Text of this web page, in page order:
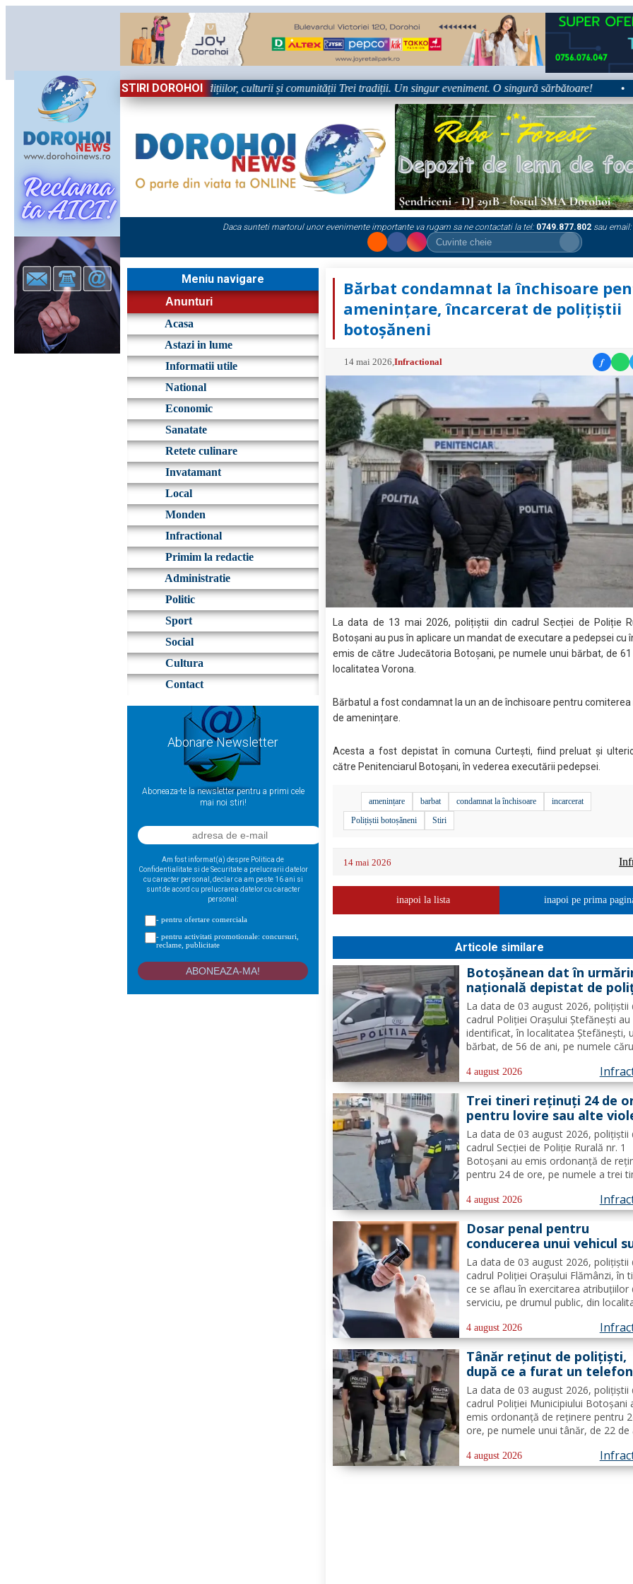
STIRI DOROHOI
în Sărbătoare!” – trei zile dedicate tradițiilor, culturii și comunității Trei tradiții. Un singur eveniment. O singură sărbătoare! •
Daca sunteti martorul unor evenimente importante va rugam sa ne contactati la tel: 0749.877.802 sau email:
Meniu navigare
Anunturi
Acasa
Astazi in lume
Informatii utile
National
Economic
Sanatate
Retete culinare
Invatamant
Local
Monden
Infractional
Primim la redactie
Administratie
Politic
Sport
Social
Cultura
Contact
Abonare Newsletter
Aboneaza-te la newsletter pentru a primi cele
mai noi stiri!
Am fost informat(a) despre Politica de
Confidentialitate si de Securitate a prelucrarii datelor
cu caracter personal, declar ca am peste 16 ani si
sunt de acord cu prelucrarea datelor cu caracter
personal:
- pentru ofertare comerciala
- pentru activitati promotionale: concursuri,
reclame, publicitate
Bărbat condamnat la închisoare
amenințare, încarcerat de polițiștii
botoșăneni
14 mai 2026 ,Infractional f
La data de 13 mai 2026, polițiștii din cadrul Secției de Poliție
Botoșani au pus în aplicare un mandat de executare a pedepsei cu
emis de către Judecătoria Botoșani, pe numele unui bărbat, de 61
localitatea Vorona.
Bărbatul a fost condamnat la un an de închisoare pentru
de amenințare.
Acesta a fost depistat în comuna Curtești, fiind preluat și
către Penitenciarul Botoșani, în vederea executării pedepsei.
amenințare barbat condamnat la închisoare
incarcerat
Polițiștii botoșăneni
Stiri
14 mai 2026
inapoi la lista inapoi pe prima
Articole similare
Botoșănean dat în
națională depistat de
la Ștefănești
La data de 03 august 2026, polițiștii
cadrul Poliției Orașului Ștefănești au
identificat, în localitatea Ștefănești,
bărbat, de 56 de ani, pe numele
pedepsei cu închisoarea. Acesta a
condamnat la 2 ani, 2 luni și 20 de
pentru săvârșirea...
4 august 2026
Trei tineri reținuți 24 de
pentru lovire sau alte
și tulburarea ordinii și
publice
La data de 03 august 2026, polițiștii
cadrul Secției de Poliție Rurală nr. 1
Botoșani au emis ordonanță de
pentru 24 de ore, pe numele a trei
comiterea infracțiunilor de lovirea
violențe și tulburarea ordinii și liniștii
publice. În...
4 august 2026
Dosar penal pentru
conducerea unui vehicul
influența băuturilor
La data de 03 august 2026, polițiștii
cadrul Poliției Orașului Flămânzi, în
ce se aflau în exercitarea atribuțiilor
serviciu, pe drumul public, din
pe marginea părții carosabile. La
cu aparatul etilotest, a rezultat o
4 august 2026
Tânăr reținut de polițiști,
după ce a furat un telefon
mobil
La data de 03 august 2026, polițiștii
cadrul Poliției Municipiului Botoșani
emis ordonanță de reținere pentru
ore, pe numele unui tânăr, de 22 de
comiterea infracțiunii de furt. În
probatoriului administrat, s-a stabilit
4 august 2026